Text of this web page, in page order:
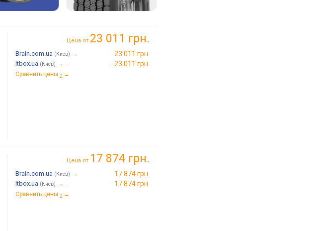
Цена от 23 011 грн.
Brain.com.ua (Киев) → 23 011 грн.
Itbox.ua (Киев) → 23 011 грн.
Сравнить цены 2 →
Цена от 17 874 грн.
Brain.com.ua (Киев) → 17 874 грн.
Itbox.ua (Киев) → 17 874 грн.
Сравнить цены 2 →